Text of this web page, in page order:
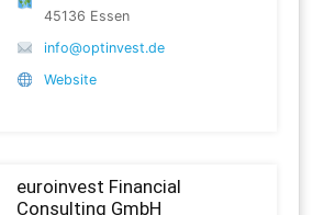
45136 Essen
info@optinvest.de
Website
euroinvest Financial
Consulting GmbH